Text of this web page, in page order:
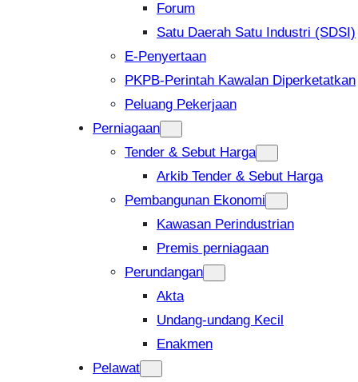
Forum
Satu Daerah Satu Industri (SDSI)
E-Penyertaan
PKPB-Perintah Kawalan Diperketatkan
Peluang Pekerjaan
Perniagaan
Tender & Sebut Harga
Arkib Tender & Sebut Harga
Pembangunan Ekonomi
Kawasan Perindustrian
Premis perniagaan
Perundangan
Akta
Undang-undang Kecil
Enakmen
Pelawat